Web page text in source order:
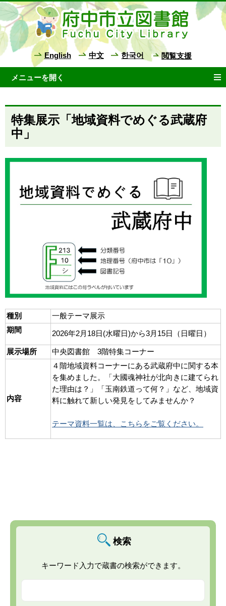
English 中文 한국어 閲覧支援
特集展示「地域資料でめぐる武蔵府
中」
種別
一般テーマ展示
期間
2026年2月18日(水曜日)から3月15日（日曜日）
展示場所 中央図書館 3階特集コーナー
内容
４階地域資料コーナーにある武蔵府中に関する本
を集めました。「大國魂神社が北向きに建てられ
た理由は？」「玉南鉄道って何？」など、地域資
料に触れて新しい発見をしてみませんか？
テーマ資料一覧は、こちらをご覧ください。
検索
キーワード入力で蔵書の検索ができます。